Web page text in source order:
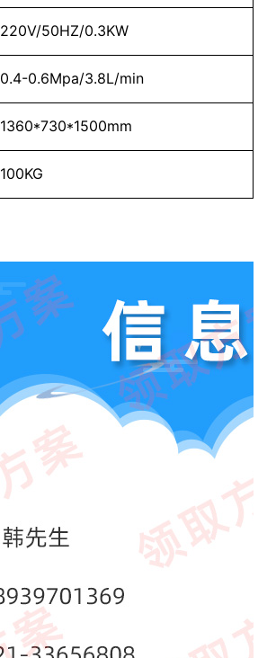
220V/50HZ/0.3KW
0.4-0.6Mpa/3.8L/min
1360*730*1500mm
100KG